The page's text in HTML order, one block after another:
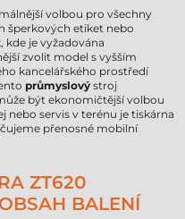
volbou pro všechny
šperkových etiket nebo
je vyžadována
zvolit model s vyšším
kancelářského prostředí
průmyslový stroj
být ekonomičtější volbou
nebo servis v terénu je tiskárna
přenosné mobilní
ZT620
BALENÍ